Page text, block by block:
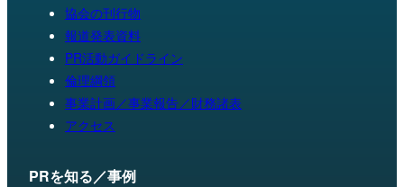
協会の刊行物
報道発表資料
PR活動ガイドライン
倫理綱領
事業計画／事業報告／財務諸表
アクセス
PRを知る／事例